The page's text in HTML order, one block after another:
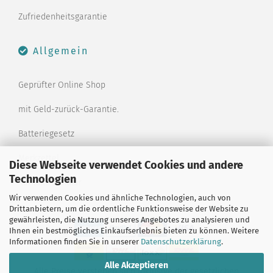
Diese Webseite verwendet Cookies und andere
Technologien
Wir verwenden Cookies und ähnliche Technologien, auch von
Drittanbietern, um die ordentliche Funktionsweise der Website zu
gewährleisten, die Nutzung unseres Angebotes zu analysieren und
Ihnen ein bestmögliches Einkaufserlebnis bieten zu können. Weitere
Informationen finden Sie in unserer Datenschutzerklärung.
Alle Akzeptieren
Zufriedenheitsgarantie
Allgemein
Geprüfter Online Shop
mit Geld-zurück-Garantie.
Batteriegesetz
Merkzettel
Kontaktformular